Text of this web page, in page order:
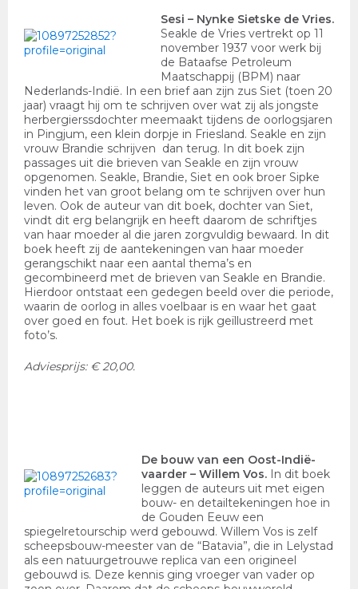
Sesi – Nynke Sietske de Vries.
Seakle de Vries vertrekt op 11
november 1937 voor werk bij
de Bataafse Petroleum
Maatschappij (BPM) naar
Nederlands-Indië. In een brief aan zijn zus Siet (toen 20
jaar) vraagt hij om te schrijven over wat zij als jongste
herbergierssdochter meemaakt tijdens de oorlogsjaren
in Pingjum, een klein dorpje in Friesland. Seakle en zijn
vrouw Brandie schrijven dan terug. In dit boek zijn
passages uit die brieven van Seakle en zijn vrouw
opgenomen. Seakle, Brandie, Siet en ook broer Sipke
vinden het van groot belang om te schrijven over hun
leven. Ook de auteur van dit boek, dochter van Siet,
vindt dit erg belangrijk en heeft daarom de schriftjes
van haar moeder al die jaren zorgvuldig bewaard. In dit
boek heeft zij de aantekeningen van haar moeder
gerangschikt naar een aantal thema’s en
gecombineerd met de brieven van Seakle en Brandie.
Hierdoor ontstaat een gedegen beeld over die periode,
waarin de oorlog in alles voelbaar is en waar het gaat
over goed en fout. Het boek is rijk geïllustreerd met
foto’s.
Adviesprijs: € 20,00.
De bouw van een Oost-Indië-
vaarder – Willem Vos. In dit boek
leggen de auteurs uit met eigen
bouw- en detailtekeningen hoe in
de Gouden Eeuw een
spiegelretourschip werd gebouwd. Willem Vos is zelf
scheepsbouw-meester van de “Batavia”, die in Lelystad
als een natuurgetrouwe replica van een origineel
gebouwd is. Deze kennis ging vroeger van vader op